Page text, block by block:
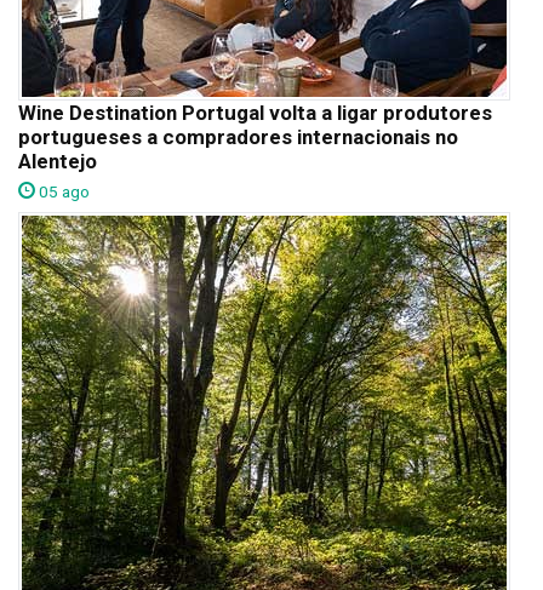
Wine Destination Portugal volta a ligar produtores
portugueses a compradores internacionais no
Alentejo
05 ago